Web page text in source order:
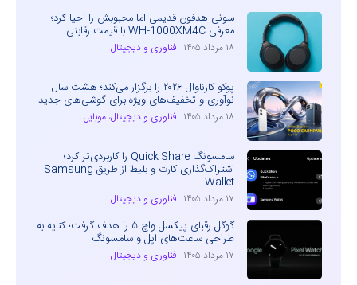
سونی هدفون قدیمی اما محبوبش را احیا کرد؛
معرفی WH-1000XM4C با قیمت رقابتی
۱۸ مرداد ۱۴۰۵ فناوری و دیجیتال
پوکو کارناوال ۲۰۲۶ را برگزار می‌کند؛ هشت سال
نوآوری و تخفیف‌های ویژه برای گوشی‌های جدید
۱۸ مرداد ۱۴۰۵ فناوری و دیجیتال، موبایل
سامسونگ Quick Share را کاربردی‌تر کرد؛
اشتراک‌گذاری کارت و بلیط از طریق Samsung
Wallet
۱۷ مرداد ۱۴۰۵ فناوری و دیجیتال
گوگل رقبای پیکسل واچ ۵ را هدف گرفت؛ کنایه به
طراحی ساعت‌های اپل و سامسونگ
۱۷ مرداد ۱۴۰۵ فناوری و دیجیتال